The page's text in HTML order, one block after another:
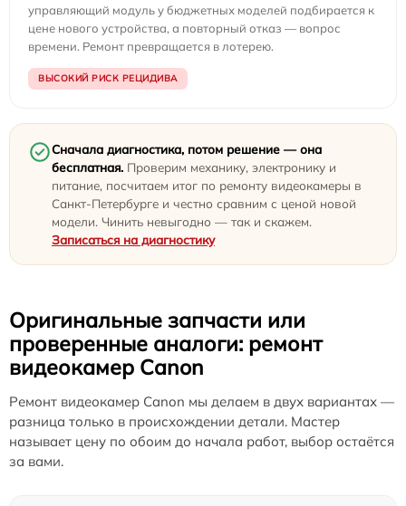
управляющий модуль у бюджетных моделей подбирается к
цене нового устройства, а повторный отказ — вопрос
времени. Ремонт превращается в лотерею.
ВЫСОКИЙ РИСК РЕЦИДИВА
Сначала диагностика, потом решение — она
бесплатная. Проверим механику, электронику и
питание, посчитаем итог по ремонту видеокамеры в
Санкт-Петербурге и честно сравним с ценой новой
модели. Чинить невыгодно — так и скажем.
Записаться на диагностику
Оригинальные запчасти или
проверенные аналоги: ремонт
видеокамер Canon
Ремонт видеокамер Canon мы делаем в двух вариантах —
разница только в происхождении детали. Мастер
называет цену по обоим до начала работ, выбор остаётся
за вами.